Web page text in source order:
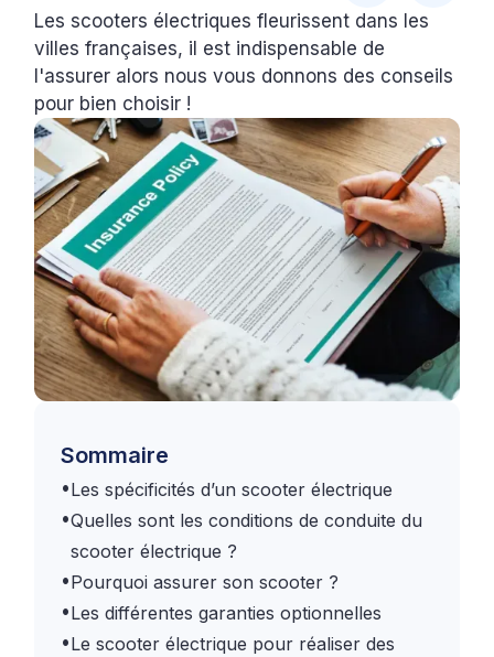
Les scooters électriques fleurissent dans les
villes françaises, il est indispensable de
l'assurer alors nous vous donnons des conseils
pour bien choisir !
Sommaire
•Les spécificités d’un scooter électrique
•Quelles sont les conditions de conduite du
scooter électrique ?
•Pourquoi assurer son scooter ?
•Les différentes garanties optionnelles
•Le scooter électrique pour réaliser des